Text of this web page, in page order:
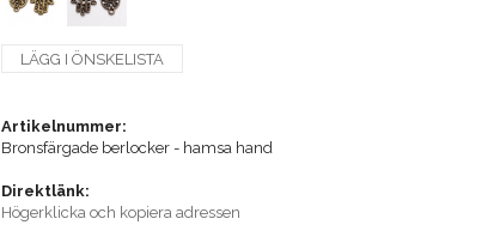
LÄGG I ÖNSKELISTA
Artikelnummer:
Bronsfärgade berlocker - hamsa hand
Direktlänk:
Högerklicka och kopiera adressen